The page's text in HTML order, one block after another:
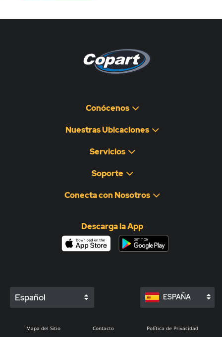
Conócenos
Nuestras Ubicaciones
Servicios
Soporte
Conecta con Nosotros
Descarga la App
Español ESPAÑA
Mapa del Sitio Contacto Política de Privacidad